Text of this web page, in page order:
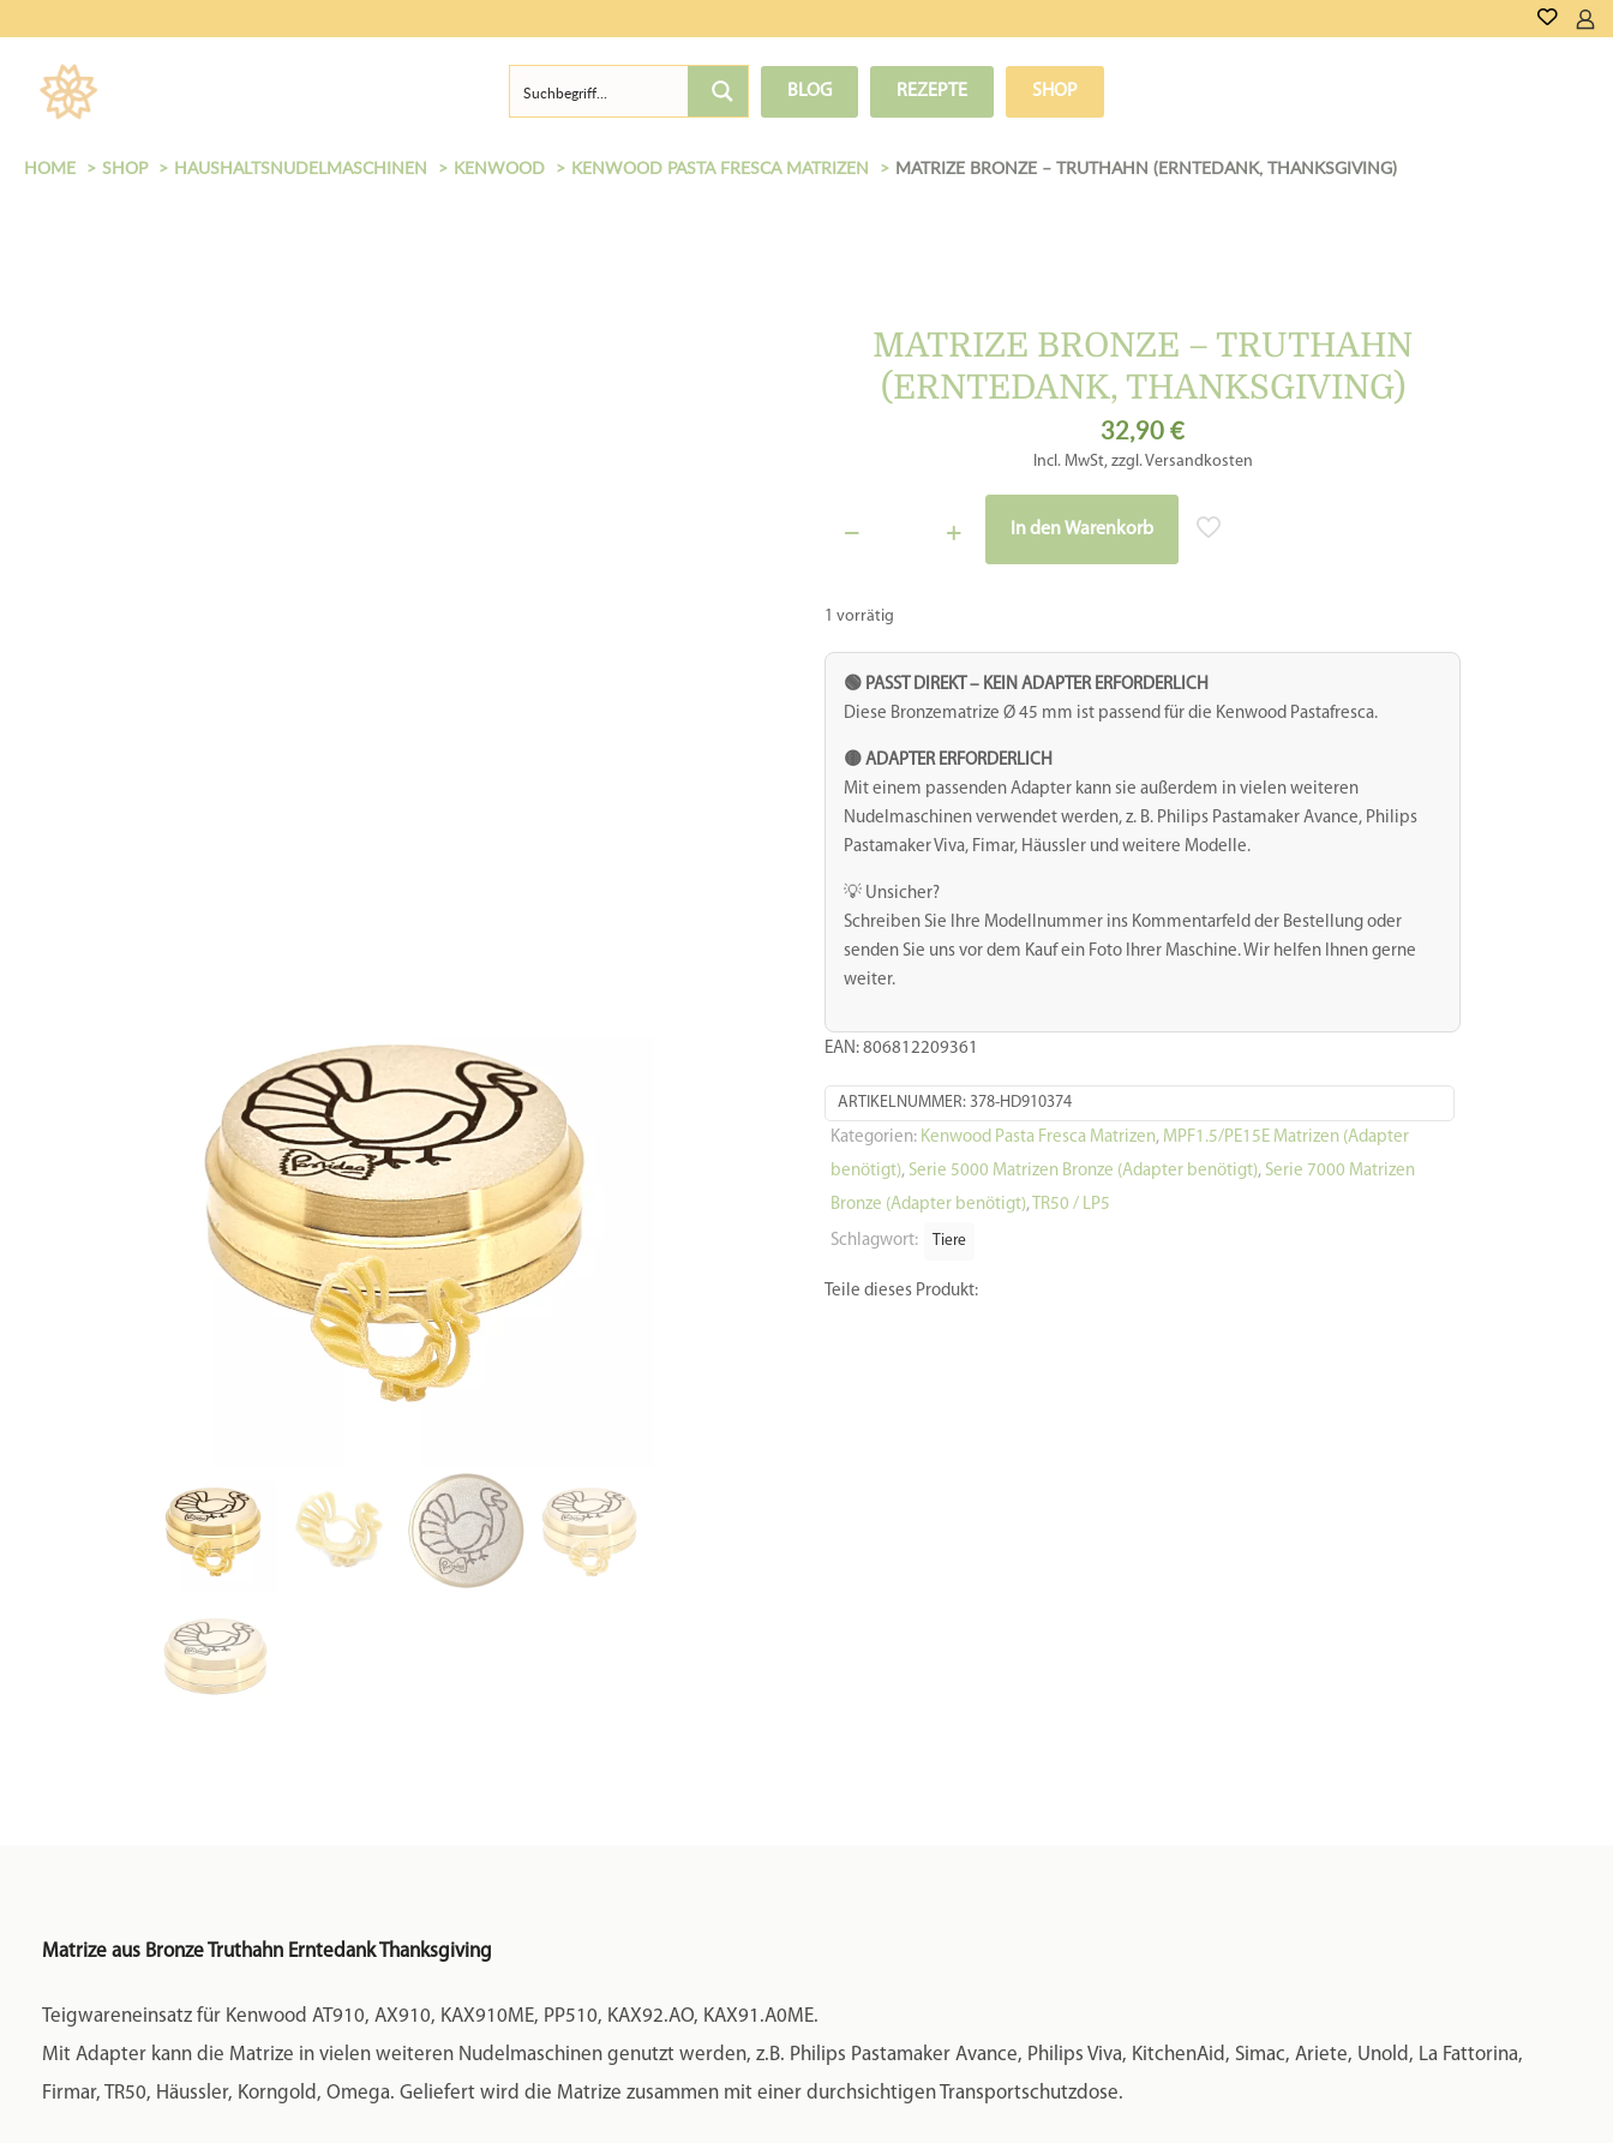
BLOG REZEPTE SHOP
HOME SHOP HAUSHALTSNUDELMASCHINEN KENWOOD KENWOOD PASTA FRESCA MATRIZEN MATRIZE BRONZE – TRUTHAHN (ERNTEDANK, THANKSGIVING)
MATRIZE BRONZE – TRUTHAHN
(ERNTEDANK, THANKSGIVING)
32,90€
Incl. MwSt, zzgl. Versandkosten
1 vorrätig
-
(Erntedank,
Thanksgiving)
Menge
In den Warenkorb
🟢 PASST DIREKT – KEIN ADAPTER ERFORDERLICH
Diese Bronzematrize Ø 45 mm ist passend für die Kenwood Pastafresca.
🟡 ADAPTER ERFORDERLICH
Mit einem passenden Adapter kann sie außerdem in vielen weiteren
Nudelmaschinen verwendet werden, z. B. Philips Pastamaker Avance, Philips
Pastamaker Viva, Fimar, Häussler und weitere Modelle.
💡 Unsicher?
Schreiben Sie Ihre Modellnummer ins Kommentarfeld der Bestellung oder
senden Sie uns vor dem Kauf ein Foto Ihrer Maschine. Wir helfen Ihnen gerne
weiter.
EAN: 806812209361
ARTIKELNUMMER: 378-HD910374
Kategorien: Kenwood Pasta Fresca Matrizen, MPF1.5/PE15E Matrizen (Adapter
benötigt), Serie 5000 Matrizen Bronze (Adapter benötigt), Serie 7000 Matrizen
Bronze (Adapter benötigt), TR50 / LP5
Schlagwort:
Tiere
Teile dieses Produkt:
Matrize aus Bronze Truthahn Erntedank Thanksgiving
Teigwareneinsatz für Kenwood AT910, AX910, KAX910ME, PP510, KAX92.AO, KAX91.A0ME.
Mit Adapter kann die Matrize in vielen weiteren Nudelmaschinen genutzt werden, z.B. Philips Pastamaker Avance, Philips Viva, KitchenAid, Simac, Ariete, Unold, La Fattorina,
Firmar, TR50, Häussler, Korngold, Omega. Geliefert wird die Matrize zusammen mit einer durchsichtigen Transportschutzdose.